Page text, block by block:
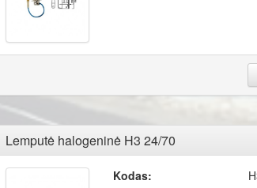
Lemputė halogeninė H3 24/70
Kodas: